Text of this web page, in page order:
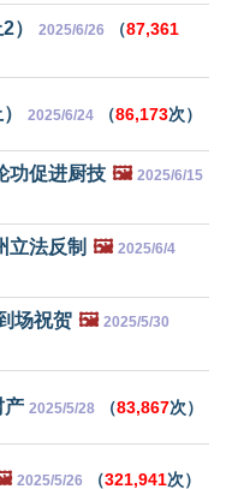
） 2025/6/26 （87,361
2025/6/24 （86,173次）
功促进厨技 🖼️ 2025/6/15
立法反制 🖼️ 2025/6/4
场祝贺 🖼️ 2025/5/30
产 2025/5/28 （83,867次）
2025/5/26 （321,941次）